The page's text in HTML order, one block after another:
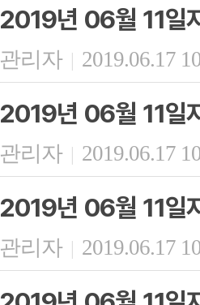
2019년 06월 11일
관리자 | 2019.06.17
2019년 06월 11일
관리자 | 2019.06.17
2019년 06월 11일
관리자 | 2019.06.17